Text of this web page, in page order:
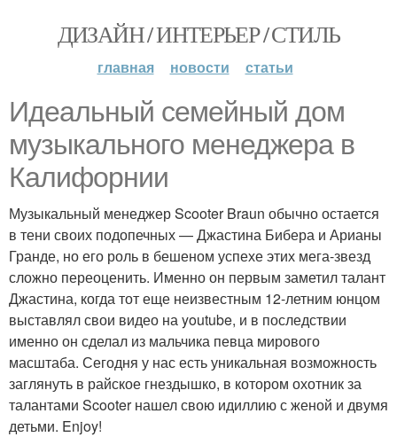
ДИЗАЙН / ИНТЕРЬЕР / СТИЛЬ
главная новости статьи
Идеальный семейный дом
музыкального менеджера в
Калифорнии
Музыкальный менеджер Scooter Braun обычно остается
в тени своих подопечных — Джастина Бибера и Арианы
Гранде, но его роль в бешеном успехе этих мега-звезд
сложно переоценить. Именно он первым заметил талант
Джастина, когда тот еще неизвестным 12-летним юнцом
выставлял свои видео на youtube, и в последствии
именно он сделал из мальчика певца мирового
масштаба. Сегодня у нас есть уникальная возможность
заглянуть в райское гнездышко, в котором охотник за
талантами Scooter нашел свою идиллию с женой и двумя
детьми. Enjoy!